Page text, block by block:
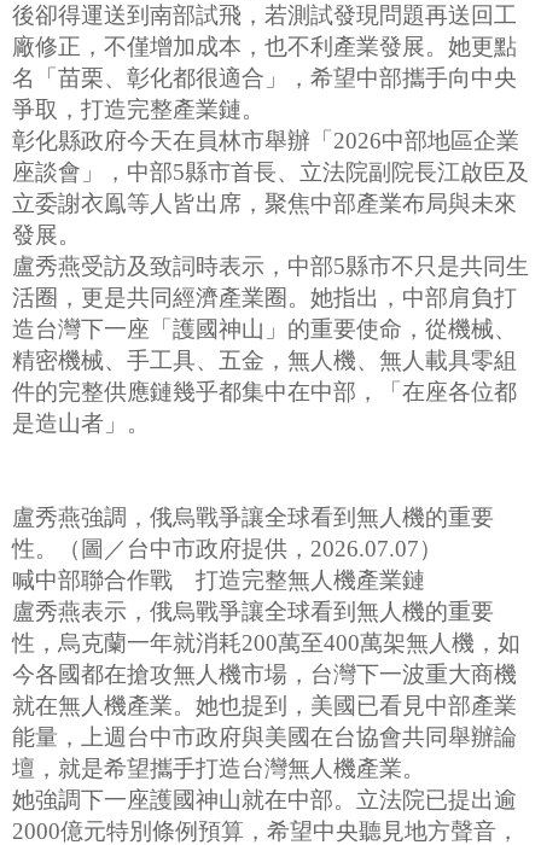
後卻得運送到南部試飛，若測試發現問題再送回工
廠修正，不僅增加成本，也不利產業發展。她更點
名「苗栗、彰化都很適合」，希望中部攜手向中央
爭取，打造完整產業鏈。
彰化縣政府今天在員林市舉辦「2026中部地區企業
座談會」，中部5縣市首長、立法院副院長江啟臣及
立委謝衣鳯等人皆出席，聚焦中部產業布局與未來
發展。
盧秀燕受訪及致詞時表示，中部5縣市不只是共同生
活圈，更是共同經濟產業圈。她指出，中部肩負打
造台灣下一座「護國神山」的重要使命，從機械、
精密機械、手工具、五金，無人機、無人載具零組
件的完整供應鏈幾乎都集中在中部，「在座各位都
是造山者」。
盧秀燕強調，俄烏戰爭讓全球看到無人機的重要
性。（圖／台中市政府提供，2026.07.07）
喊中部聯合作戰 打造完整無人機產業鏈
盧秀燕表示，俄烏戰爭讓全球看到無人機的重要
性，烏克蘭一年就消耗200萬至400萬架無人機，如
今各國都在搶攻無人機市場，台灣下一波重大商機
就在無人機產業。她也提到，美國已看見中部產業
能量，上週台中市政府與美國在台協會共同舉辦論
壇，就是希望攜手打造台灣無人機產業。
她強調下一座護國神山就在中部。立法院已提出逾
2000億元特別條例預算，希望中央聽見地方聲音，